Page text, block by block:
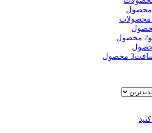
2 محصول
3 محصول